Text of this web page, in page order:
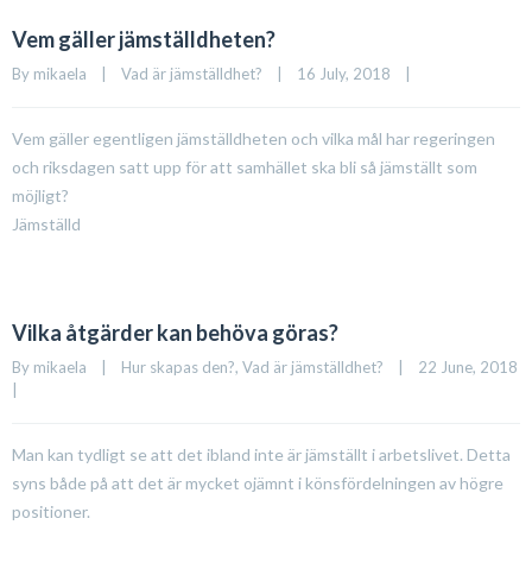
Vem gäller jämställdheten?
By mikaela Vad är jämställdhet? 16 July, 2018
Vem gäller egentligen jämställdheten och vilka mål har regeringen
och riksdagen satt upp för att samhället ska bli så jämställt som
möjligt?
Jämställd
Vilka åtgärder kan behöva göras?
By mikaela Hur skapas den?, Vad är jämställdhet?
Man kan tydligt se att det ibland inte är jämställt i arbetslivet. Detta
syns både på att det är mycket ojämnt i könsfördelningen av högre
positioner.